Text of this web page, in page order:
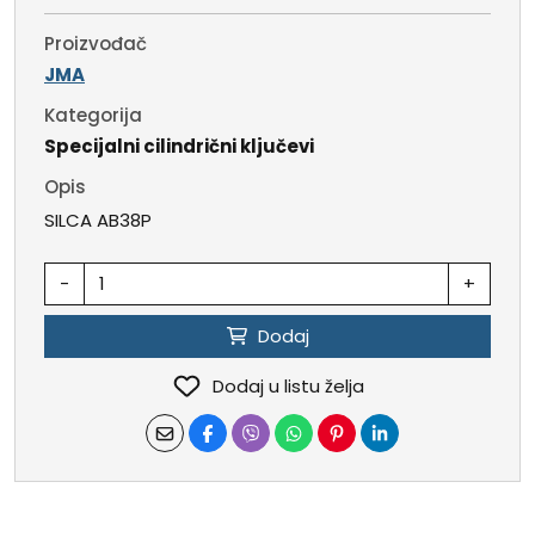
Proizvođač
JMA
Kategorija
Specijalni cilindrični ključevi
Opis
SILCA AB38P
- +
Dodaj
Dodaj u listu želja